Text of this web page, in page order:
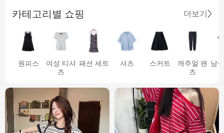
카테고리별 쇼핑 더보기
원피스
여성 티셔
츠
패션 세트 셔츠 스커트
캐주얼 팬
츠
남